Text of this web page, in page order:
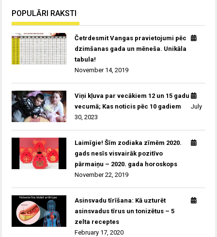
POPULĀRI RAKSTI
Četrdesmit Vangas pravietojumi pēc
dzimšanas gada un mēneša. Unikāla
tabula!
November 14, 2019
Viņi kļuva par vecākiem 12 un 15 gadu
vecumā; Kas noticis pēc 10 gadiem
July
30, 2023
Laimīgie! Šīm zodiaka zīmēm 2020.
gads nesīs visvairāk pozitīvo
pārmaiņu – 2020. gada horoskops
November 22, 2019
Asinsvadu tīrīšana: Kā uzturēt
asinsvadus tīrus un tonizētus – 5
zelta receptes
February 17, 2020